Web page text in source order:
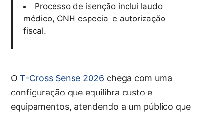
Processo de isenção inclui laudo
médico, CNH especial e autorização
fiscal.
OT-Cross Sense 2026 chega com uma
configuração que equilibra custo e
equipamentos, atendendo a um público que